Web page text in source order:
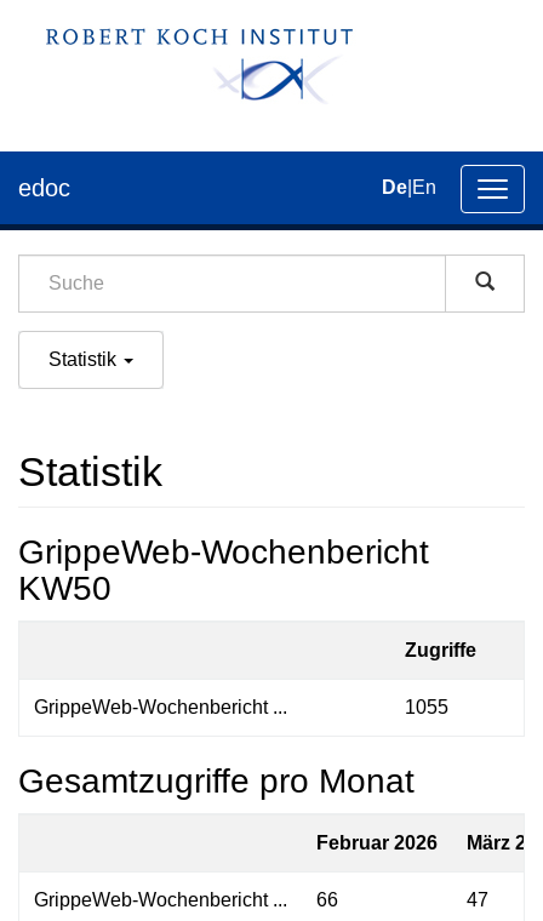
der
edoc De En
Statistik
Statistik
GrippeWeb-Wochenbericht
KW50
Zugriffe
GrippeWeb-Wochenbericht ... 1055
Gesamtzugriffe pro Monat
Februar 2026 März
GrippeWeb-Wochenbericht ... 66 47